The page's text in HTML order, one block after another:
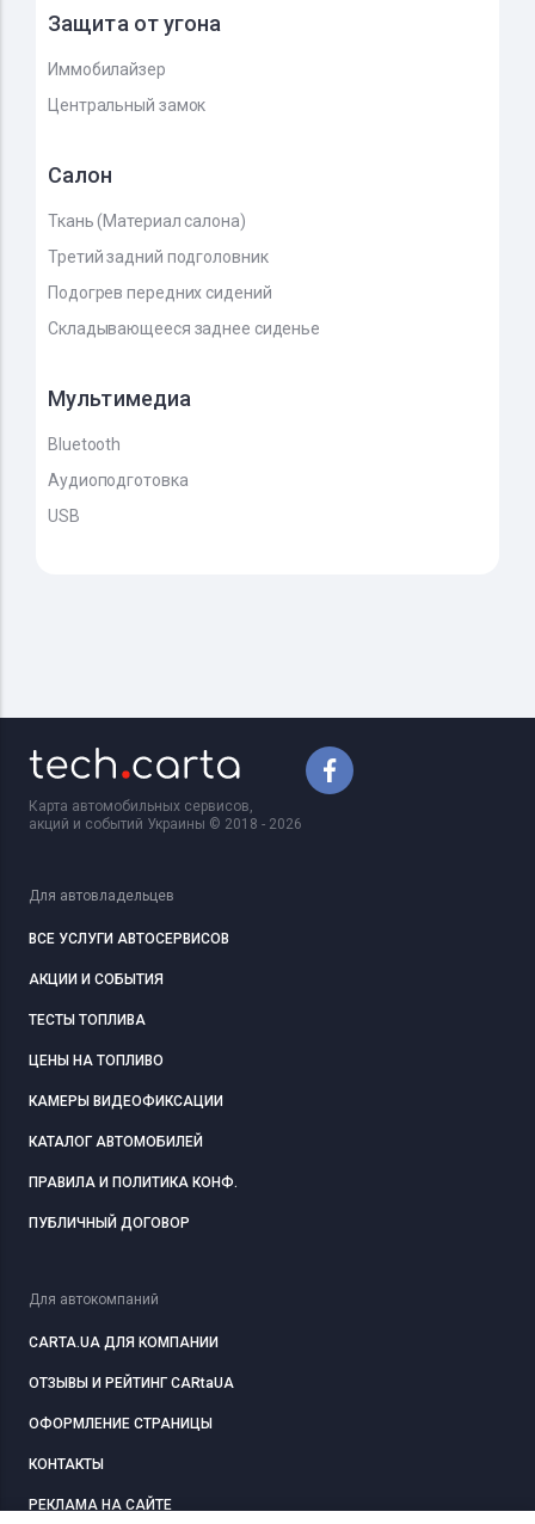
Защита от угона
Иммобилайзер
Центральный замок
Салон
Ткань (Материал салона)
Третий задний подголовник
Подогрев передних сидений
Складывающееся заднее сиденье
Мультимедиа
Bluetooth
Аудиоподготовка
USB
Карта автомобильных сервисов,
акций и событий Украины © 2018 - 2026
Для автовладельцев
ВСЕ УСЛУГИ АВТОСЕРВИСОВ
АКЦИИ И СОБЫТИЯ
ТЕСТЫ ТОПЛИВА
ЦЕНЫ НА ТОПЛИВО
КАМЕРЫ ВИДЕОФИКСАЦИИ
КАТАЛОГ АВТОМОБИЛЕЙ
ПРАВИЛА И ПОЛИТИКА КОНФ.
ПУБЛИЧНЫЙ ДОГОВОР
Для автокомпаний
CARTA.UA ДЛЯ КОМПАНИИ
ОТЗЫВЫ И РЕЙТИНГ CARtaUA
ОФОРМЛЕНИЕ СТРАНИЦЫ
КОНТАКТЫ
РЕКЛАМА НА САЙТЕ